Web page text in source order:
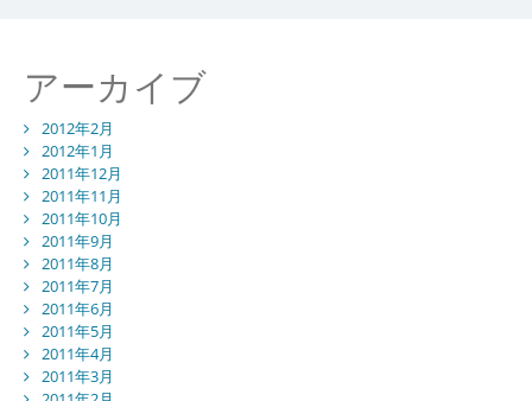
アーカイブ
2012年2月
2012年1月
2011年12月
2011年11月
2011年10月
2011年9月
2011年8月
2011年7月
2011年6月
2011年5月
2011年4月
2011年3月